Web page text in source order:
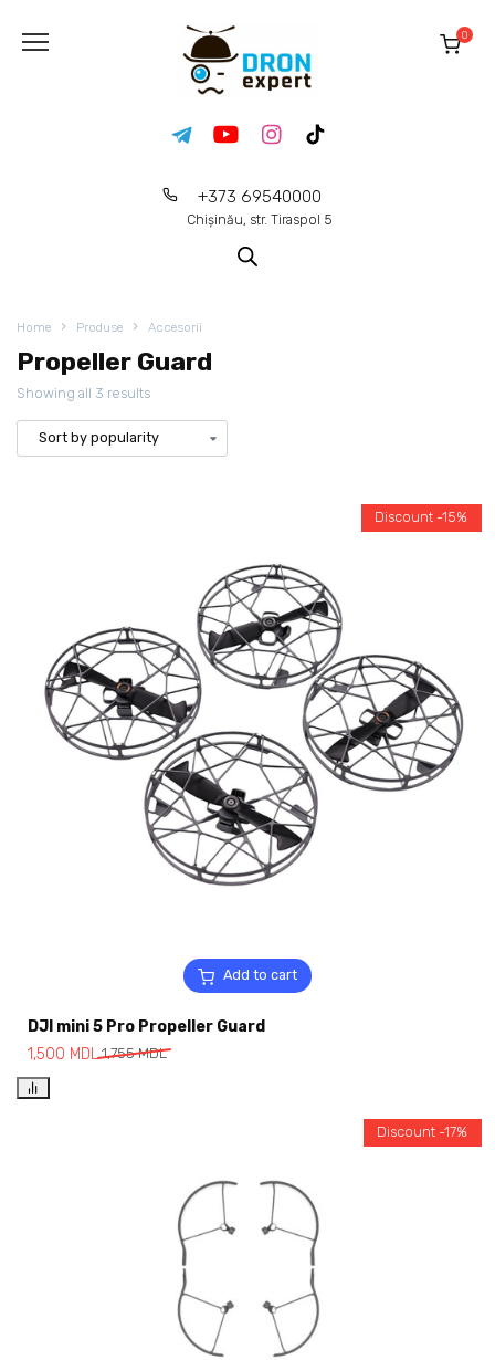
+373 69540000
Chișinău, str. Tiraspol 5
0
Home Produse Accesorii
Propeller Guard
Showing all 3 results
Add to cart
Discount -15%
DJI mini 5 Pro Propeller Guard
1,755MDL
1,500 MDL
Discount -17%